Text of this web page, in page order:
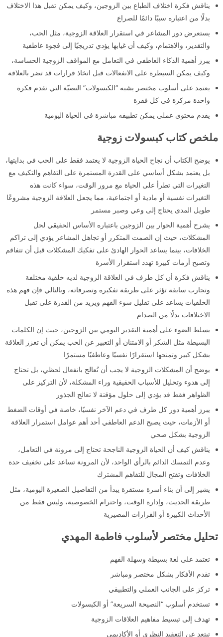
يناقش فكرة اختلاف الطباع بين الزوجين، وكيف يمكن تقبل هذا الاختلاف
بدلًا من اعتباره سببًا دائمًا للصراع
يستعرض دور المشاعر في استقرار العلاقة الزوجية، مثل الحب،
والتقدير، والاهتمام، وكيف أن غيابها يؤدي تدريجيًا إلى فجوة عاطفية
يبرز أهمية الذكاء العاطفي في التعامل مع المواقف الزوجية الحساسة،
وكيف يمكن السيطرة على الانفعالات قبل اتخاذ قرارات قد تضر بالعلاقة
يعتمد على أسلوب مختصر يشبه “الكبسولات” النصيّة التي تقدم فكرة
واحدة مركزة في كل فقرة
يقدم محتوى عملي يمكن تطبيقه مباشرة في الحياة اليومية
ملخص كتاب كبسولات زوجية
يوضح الكتاب أن نجاح الحياة الزوجية لا يعتمد فقط على الحب في بدايتها،
بل يعتمد بشكل أساسي على القدرة المستمرة على التفاهم والتكيف مع
التغيرات التي تطرأ على الحياة مع مرور الوقت، سواء كانت هذه
التغيرات نفسية أو مادية أو اجتماعية، مما يجعل العلاقة الزوجية مشروعًا
طويل المدى يحتاج إلى وعي وصبر مستمر
يشرح أهمية الحوار بين الزوجين باعتباره الأساس الحقيقي لحل
المشكلات، حيث إن الصمت المتكرر أو تجاهل المشاعر يؤدي إلى تراكم
الخلافات، بينما يساعد الحوار الهادئ على تفكيك المشكلات قبل أن تتفاقم
وتصبح أزمات كبيرة تهدد استقرار الأسرة
يناقش فكرة أن كل طرف في العلاقة الزوجية لديه خلفية مختلفة
وتجارب سابقة تؤثر على طريقة تفكيره وتصرفاته، وبالتالي فإن فهم هذه
الخلفيات يساعد على تقليل سوء الفهم ويزيد من القدرة على تقبل
الاختلافات بدلًا من الصدام
يسلط الضوء على أهمية التقدير اليومي بين الزوجين، حيث إن الكلمات
البسيطة مثل الشكر أو الامتنان أو التعبير عن الحب يمكن أن تعزز العلاقة
بشكل كبير وتمنحها استقرارًا نفسيًا وعاطفيًا مستمرًا
يوضح أن المشكلات الزوجية لا يجب أن تُعالج بانفعال لحظي، بل تحتاج
إلى هدوء وتحليل للأسباب الحقيقية وراء المشكلة، لأن التركيز على
الظواهر فقط قد يؤدي إلى حلول مؤقتة لا تعالج الجذور
يبرز أهمية دور كل طرف في دعم الآخر نفسيًا، خاصة في أوقات الضغط
أو الأزمات، حيث يصبح الدعم العاطفي أحد أهم عوامل استمرار العلاقة
الزوجية بشكل صحي
يناقش كيف أن الحياة الزوجية الناجحة تحتاج إلى مرونة في التعامل،
وعدم التمسك الدائم بالرأي الواحد، لأن المرونة تساعد على تخفيف حدة
الخلافات وتفتح المجال للتفاهم المشترك
يشير إلى أن بناء أسرة مستقرة يبدأ من التفاصيل الصغيرة اليومية، مثل
طريقة الحديث، وإدارة الوقت، واحترام الخصوصية، وليس فقط من
الأحداث الكبيرة أو القرارات المصيرية
تحليل مختصر لأسلوب فاطمة المهدي
تعتمد على لغة بسيطة وسهلة الفهم
تقدم الأفكار بشكل مختصر ومباشر
تركز على الجانب العملي والتطبيقي
تستخدم أسلوب “النصيحة السريعة” أو الكبسولات
تهدف إلى تبسيط مفاهيم العلاقات الزوجية
تبتعد عن التعقيد النظري أو الأكاديمي